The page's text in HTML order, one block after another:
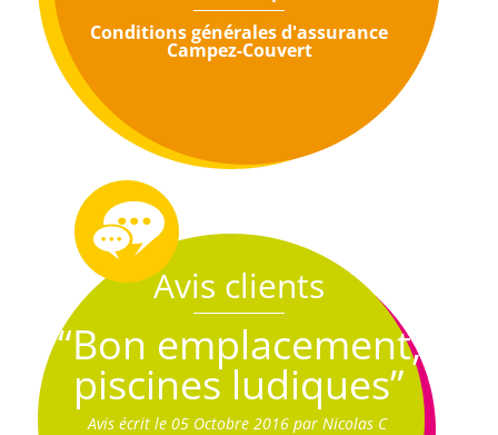
Conditions générales d'assurance
Campez-Couvert
Avis clients
“Bon emplacement,
piscines ludiques”
Avis écrit le 05 Octobre 2016 par Nicolas C